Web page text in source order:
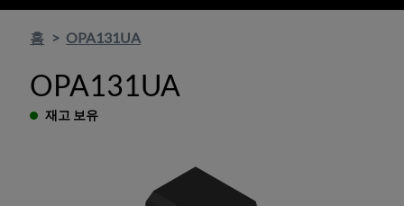
홈 OPA131UA
OPA131UA
재고 보유